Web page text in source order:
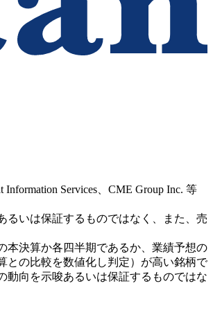
Services、CME Group Inc. 等
るいは保証するものではなく、また、売
本決算か各四半期であるか、業績予想の
との比較を数値化し判定）が高い銘柄で
動向を示唆あるいは保証するものではな